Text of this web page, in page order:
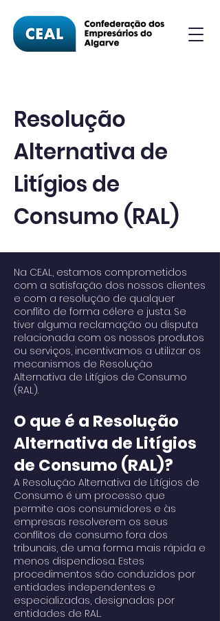
Resolução
Alternativa de
Litígios de
Consumo (RAL)
Na CEAL, estamos comprometidos
com a satisfação dos nossos clientes
e com a resolução de qualquer
conflito de forma célere e justa. Se
tiver alguma reclamação ou disputa
relacionada com os nossos produtos
ou serviços, incentivamos a utilizar os
mecanismos de Resolução
Alternativa de Litígios de Consumo
(RAL).
O que é a Resolução
Alternativa de Litígios
de Consumo (RAL)?
A Resolução Alternativa de Litígios de
Consumo é um processo que
permite aos consumidores e às
empresas resolverem os seus
conflitos de consumo fora dos
tribunais, de uma forma mais rápida e
menos dispendiosa. Estes
procedimentos são conduzidos por
entidades independentes e
especializadas, designadas por
entidades de RAL.